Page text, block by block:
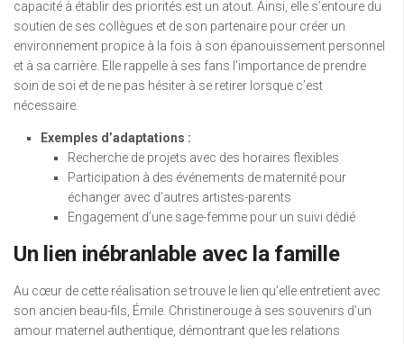
capacité à établir des priorités est un atout. Ainsi, elle s’entoure du
soutien de ses collègues et de son partenaire pour créer un
environnement propice à la fois à son épanouissement personnel
et à sa carrière. Elle rappelle à ses fans l’importance de prendre
soin de soi et de ne pas hésiter à se retirer lorsque c’est
nécessaire.
Exemples d’adaptations :
Recherche de projets avec des horaires flexibles
Participation à des événements de maternité pour
échanger avec d’autres artistes-parents
Engagement d’une sage-femme pour un suivi dédié
Un lien inébranlable avec la famille
Au cœur de cette réalisation se trouve le lien qu’elle entretient avec
son ancien beau-fils, Émile. Christinerouge à ses souvenirs d’un
amour maternel authentique, démontrant que les relations